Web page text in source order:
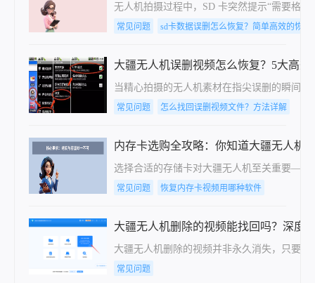
无人机拍摄过程中，SD 卡突然提示“需要格
常见问题 sd卡数据误删怎么恢复？简单高效的恢复
大疆无人机误删视频怎么恢复？5大高效
当精心拍摄的无人机素材在指尖误删的瞬间
常见问题 怎么找回误删视频文件？方法详解
内存卡选购全攻略：你知道大疆无人机
选择合适的存储卡对大疆无人机至关重要——
常见问题 恢复内存卡视频用哪种软件
大疆无人机删除的视频能找回吗？深度
大疆无人机删除的视频并非永久消失，只要
常见问题